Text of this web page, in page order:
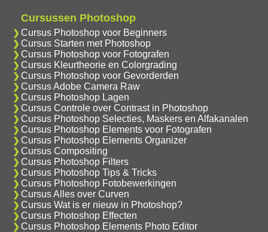
Cursussen Photoshop
Cursus Photoshop voor Beginners
Cursus Starten met Photoshop
Cursus Photoshop voor Fotografen
Cursus Kleurtheorie en Colorgrading
Cursus Photoshop voor Gevorderden
Cursus Adobe Camera Raw
Cursus Photoshop Lagen
Cursus Controle over Contrast in Photoshop
Cursus Photoshop Selecties, Maskers en Alfakanalen
Cursus Photoshop Elements voor Fotografen
Cursus Photoshop Elements Organizer
Cursus Compositing
Cursus Photoshop Filters
Cursus Photoshop Tips & Tricks
Cursus Photoshop Fotobewerkingen
Cursus Alles over Curven
Cursus Wat is er nieuw in Photoshop?
Cursus Photoshop Effecten
Cursus Photoshop Elements Photo Editor